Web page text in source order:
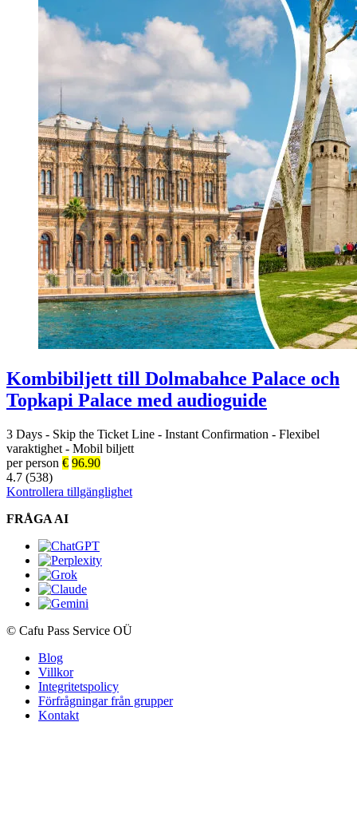
Kombibiljett till Dolmabahce Palace och
Topkapi Palace med audioguide
3 Days - Skip the Ticket Line - Instant Confirmation - Flexibel
varaktighet - Mobil biljett
per person € 96.90
4.7 (538)
Kontrollera tillgänglighet
FRÅGA AI
© Cafu Pass Service OÜ
Blog
Villkor
Integritetspolicy
Förfrågningar från grupper
Kontakt